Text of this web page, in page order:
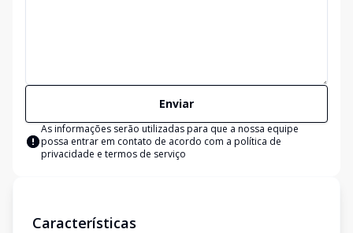
Enviar
As informações serão utilizadas para que a nossa equipe
possa entrar em contato de acordo com a política de
privacidade e termos de serviço
Características